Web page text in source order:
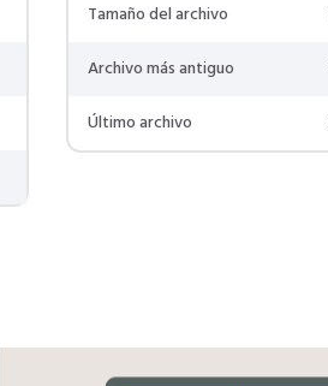
Tamaño del archivo
Archivo más antiguo
Último archivo